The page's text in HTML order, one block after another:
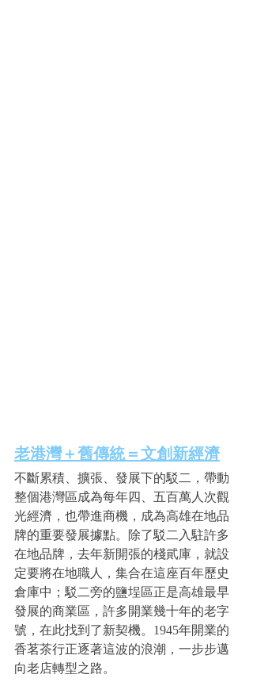
老港灣＋舊傳統＝文創新經濟
不斷累積、擴張、發展下的駁二，帶動
整個港灣區成為每年四、五百萬人次觀
光經濟，也帶進商機，成為高雄在地品
牌的重要發展據點。除了駁二入駐許多
在地品牌，去年新開張的棧貮庫，就設
定要將在地職人，集合在這座百年歷史
倉庫中；駁二旁的鹽埕區正是高雄最早
發展的商業區，許多開業幾十年的老字
號，在此找到了新契機。1945年開業的
香茗茶行正逐著這波的浪潮，一步步邁
向老店轉型之路。